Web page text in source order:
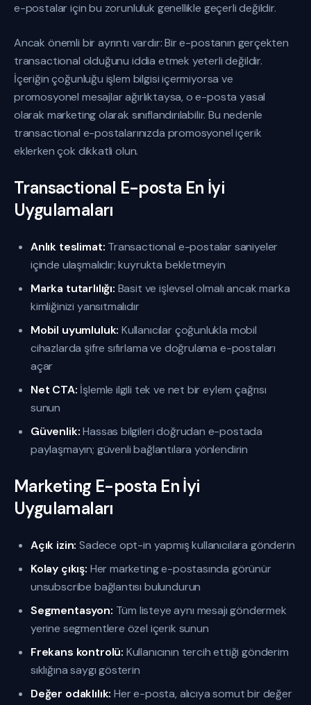
e-postalar için bu zorunluluk genellikle geçerli değildir.
Ancak önemli bir ayrıntı vardır: Bir e-postanın gerçekten
transactional olduğunu iddia etmek yeterli değildir.
İçeriğin çoğunluğu işlem bilgisi içermiyorsa ve
promosyonel mesajlar ağırlıktaysa, o e-posta yasal
olarak marketing olarak sınıflandırılabilir. Bu nedenle
transactional e-postalarınızda promosyonel içerik
eklerken çok dikkatli olun.
Transactional E-posta En İyi
Uygulamaları
Anlık teslimat: Transactional e-postalar saniyeler
içinde ulaşmalıdır; kuyrukta bekletmeyin
Marka tutarlılığı: Basit ve işlevsel olmalı ancak marka
kimliğinizi yansıtmalıdır
Mobil uyumluluk: Kullanıcılar çoğunlukla mobil
cihazlarda şifre sıfırlama ve doğrulama e-postaları
açar
Net CTA: İşlemle ilgili tek ve net bir eylem çağrısı
sunun
Güvenlik:Hassas bilgileri doğrudan e-postada
paylaşmayın; güvenli bağlantılara yönlendirin
Marketing E-posta En İyi
Uygulamaları
Açık izin: Sadece opt-in yapmış kullanıcılara gönderin
Kolay çıkış: Her marketing e-postasında görünür
unsubscribe bağlantısı bulundurun
Segmentasyon: Tüm listeye aynı mesajı göndermek
yerine segmentlere özel içerik sunun
Frekans kontrolü: Kullanıcının tercih ettiği gönderim
sıklığına saygı gösterin
Değer odaklılık: Her e-posta, alıcıya somut bir değer